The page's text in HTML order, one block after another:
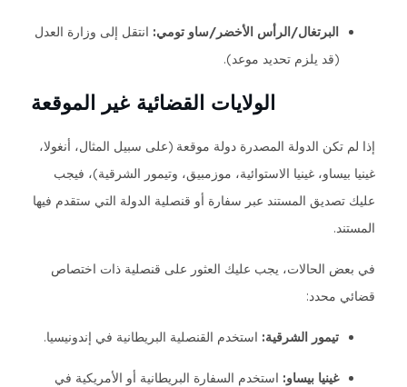
البرتغال/الرأس الأخضر/ساو تومي: انتقل إلى وزارة العدل
(قد يلزم تحديد موعد).
الولايات القضائية غير الموقعة
إذا لم تكن الدولة المصدرة دولة موقعة (على سبيل المثال، أنغولا،
غينيا بيساو، غينيا الاستوائية، موزمبيق، وتيمور الشرقية)، فيجب
عليك تصديق المستند عبر سفارة أو قنصلية الدولة التي ستقدم فيها
المستند.
في بعض الحالات، يجب عليك العثور على قنصلية ذات اختصاص
قضائي محدد:
تيمور الشرقية: استخدم القنصلية البريطانية في إندونيسيا.
غينيا بيساو: استخدم السفارة البريطانية أو الأمريكية في